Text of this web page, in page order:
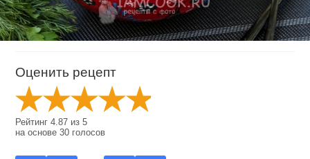
Оценить рецепт
Рейтинг4.87 из5
на основе30 голосов